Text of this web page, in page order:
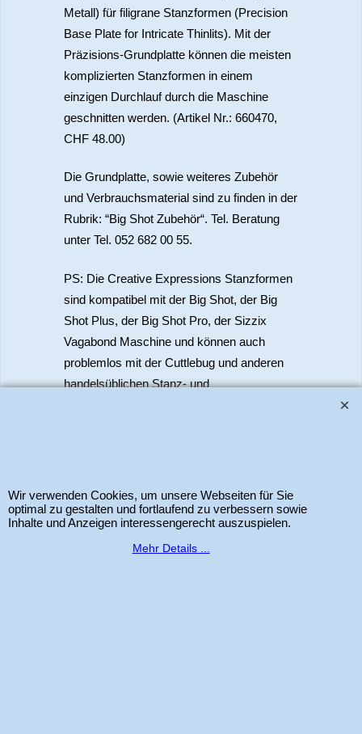
Metall) für filigrane Stanzformen (Precision
Base Plate for Intricate Thinlits). Mit der
Präzisions-Grundplatte können die meisten
komplizierten Stanzformen in einem
einzigen Durchlauf durch die Maschine
geschnitten werden. (Artikel Nr.: 660470,
CHF 48.00)
Die Grundplatte, sowie weiteres Zubehör
und Verbrauchsmaterial sind zu finden in der
Rubrik: “Big Shot Zubehör“. Tel. Beratung
unter Tel. 052 682 00 55.
PS: Die Creative Expressions Stanzformen
sind kompatibel mit der Big Shot, der Big
Shot Plus, der Big Shot Pro, der Sizzix
Vagabond Maschine und können auch
problemlos mit der Cuttlebug und anderen
handelsüblichen Stanz- und
Rechte vorbehalten.
Wir verwenden Cookies, um unsere Webseiten für Sie
optimal zu gestalten und fortlaufend zu verbessern sowie
Inhalte und Anzeigen interessengerecht auszuspielen.
Mehr Details ...